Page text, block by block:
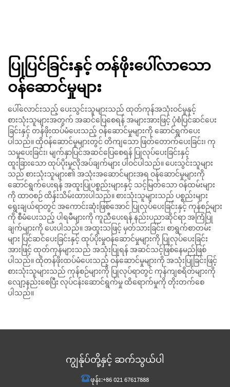
ပြုပြင်ခြင်းနှင့် တန်ဖိုးပေါ်လာသော
ဝန်ဆောင်မှုများ
ပေါ်လောင်းသည့် ပေးသွင်းသူများသည် ထုတ်ကုန်အသုံးဝင်မှုနှင့်
စားသုံးသူများအတွက် အဆင်ပြေစေရန် အများအားဖြင့် ပုံစံပြင်ဆင်ပေး
ခြင်းနှင့် တန်ဖိုးထပ်မံပေးသည့် ဝန်ဆောင်မှုများကို ဆောင်ရွက်ပေး
ပါသည်။ ထိုဝန်ဆောင်မှုများတွင် တိကျသော ဖြတ်တောက်ပေးခြင်း၊ ကု
သမှုပေးခြင်း၊ မျက်နှာပြင်အဆင်ပြေစေရန် ပြုလုပ်ပေးခြင်းနှင့်
ထူးခြားသော ထုပ်ပိုးမှုလိုအပ်ချက်များ ပါဝင်ပါသည်။ ပေးသွင်းသူများ
သည် စားသုံးသူများ၏ အသုံးအဆောင်များအရ ဝန်ဆောင်မှုများကို
ဆောင်ရွက်ပေးရန် အထူးပြုပစ္စည်းများနှင့် သင့်မြတ်သော ဝန်ထမ်းများ
ကို ထာဝစဉ် ထိန်းသိမ်းထားပါသည်။ စားသုံးသူများသည် ပစ္စည်းများ
ရွေးချယ်ရာတွင် အကောင်းဆုံးဖြစ်အောင် ပြုလုပ်ပေးခြင်းနှင့် ကုန်စဉ်များ
ကို စီမံပေးသည့် ပါရမီများကို ကူညီပေးရန် နည်းပညာဆိုင်ရာ အကြံပြု
ချက်များကို ပေးပါသည်။ အထူးသဖြင့် မှတ်သားခြင်း၊ စာရွက်စာတမ်း
များ ပြင်ဆင်ပေးခြင်းနှင့် ထုပ်ပိုးမှုဝန်ဆောင်မှုများကို ပြုလုပ်ပေးခြင်း
အားဖြင့် ထုတ်ကုန်များသည် အသုံးပြုရန် အဆင်သင့်ဖြစ်နေမည်ဖြစ်
ပါသည်။ ထိုတန်ဖိုးထပ်မံပေးသည့် ဝန်ဆောင်မှုများကို အသုံးပြုခြင်းဖြင့်
စားသုံးသူများသည် ကုန်စဉ်များကို ပြုလုပ်ရာတွင် ကုန်ကျစရိတ်များကို
လျော့နည်းစေပြီး လုပ်ငန်းဆောင်ရွက်မှု ထိရောက်မှုကို တိုးတက်စေ
ပါသည်။
ကျွန်ုပ်တို့နှင့် ဆက်သွယ်ပါ
ဖုန်း:+86 021 67617888